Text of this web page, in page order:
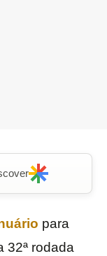
para
32ª rodada